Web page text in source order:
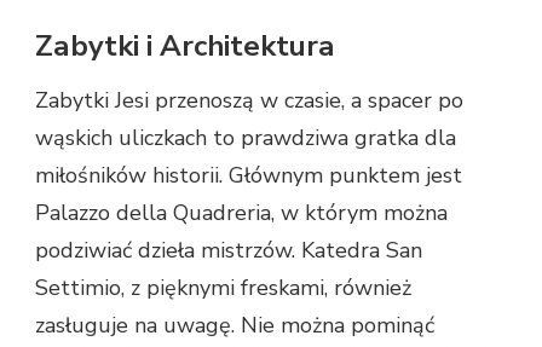
Zabytki i Architektura
Zabytki Jesi przenoszą w czasie, a spacer po
wąskich uliczkach to prawdziwa gratka dla
miłośników historii. Głównym punktem jest
Palazzo della Quadreria, w którym można
podziwiać dzieła mistrzów. Katedra San
Settimio, z pięknymi freskami, również
zasługuje na uwagę. Nie można pominąć